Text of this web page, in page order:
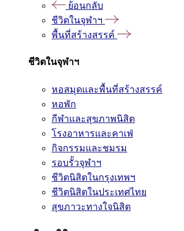
ย้อนกลับ
ชีวิตในจุฬาฯ
พื้นที่สร้างสรรค์
ชีวิตในจุฬาฯ
หอสมุดและพื้นที่สร้างสรรค์
หอพัก
กีฬาและสุขภาพนิสิต
โรงอาหารและคาเฟ่
กิจกรรมและชมรม
รอบรั้วจุฬาฯ
ชีวิตนิสิตในกรุงเทพฯ
ชีวิตนิสิตในประเทศไทย
สุขภาวะทางใจนิสิต